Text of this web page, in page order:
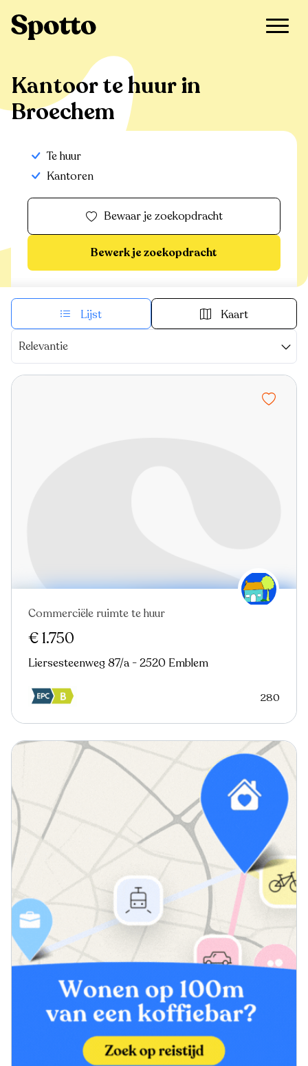
Broechem
Kantoor te huur in
Broechem
Te huur
Kantoren
Bewaar je zoekopdracht
Bewerk je zoekopdracht
Lijst Kaart
Relevantie
Commerciële ruimte te huur
€ 1.750
Liersesteenweg 87/a - 2520 Emblem
280